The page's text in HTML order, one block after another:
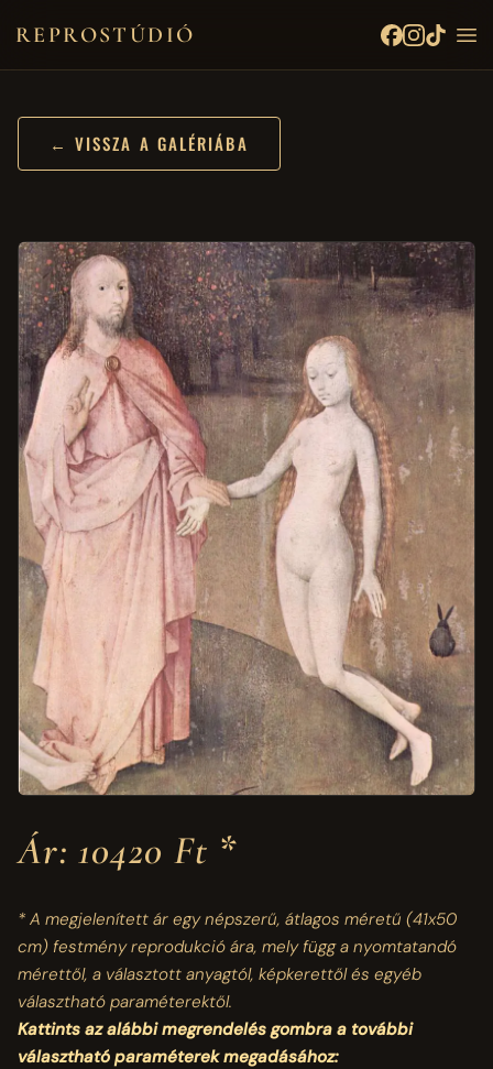
REPROSTÚDIÓ
← VISSZA A GALÉRIÁBA
Ár: 10420 Ft *
* A megjelenített ár egy népszerű, átlagos méretű (41x50
cm)festmény reprodukció ára, mely függ a nyomtatandó
mérettől, a választott anyagtól, képkerettől és egyéb
választható paraméterektől.
Kattints az alábbi megrendelés gombra a további
választható paraméterek megadásához: